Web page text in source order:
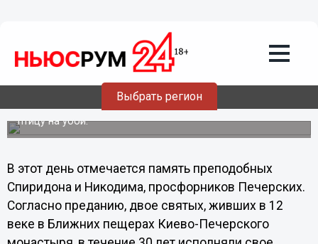
Выбрать регион
13 ноября - Спиридон и Никодим по
народному календарю
На Руси в этот день полагалось переводить кур в зимние
закуты, а также отмечать старых и слабых, выбирать
птицу на убой.
В этот день отмечается память преподобных
Спиридона и Никодима, просфорников Печерских.
Согласно преданию, двое святых, живших в 12
веке в Ближних пещерах Киево-Печерского